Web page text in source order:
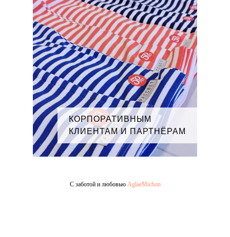
КОРПОРАТИВНЫМ
КЛИЕНТАМ И ПАРТНЁРАМ
С заботой и любовью AglaeMichon